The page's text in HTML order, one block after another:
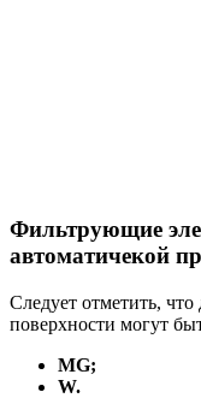
Фильтрующие
автоматичекой
Следует отметить,
поверхности могут
MG;
W.